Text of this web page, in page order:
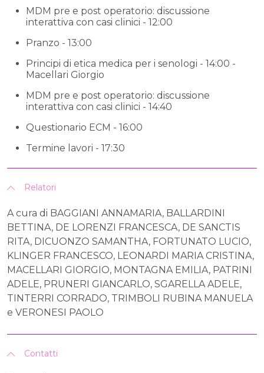
MDM pre e post operatorio: discussione
interattiva con casi clinici - 12:00
Pranzo - 13:00
Principi di etica medica per i senologi - 14:00 -
Macellari Giorgio
MDM pre e post operatorio: discussione
interattiva con casi clinici - 14:40
Questionario ECM - 16:00
Termine lavori - 17:30
Relatori
A cura di BAGGIANI ANNAMARIA, BALLARDINI
BETTINA, DE LORENZI FRANCESCA, DE SANCTIS
RITA, DICUONZO SAMANTHA, FORTUNATO LUCIO,
KLINGER FRANCESCO, LEONARDI MARIA CRISTINA,
MACELLARI GIORGIO, MONTAGNA EMILIA, PATRINI
ADELE, PRUNERI GIANCARLO, SGARELLA ADELE,
TINTERRI CORRADO, TRIMBOLI RUBINA MANUELA
e VERONESI PAOLO
Contatti